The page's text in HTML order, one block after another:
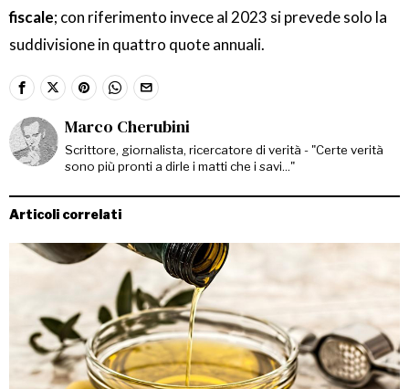
fiscale; con riferimento invece al 2023 si prevede solo la
suddivisione in quattro quote annuali.
Marco Cherubini
Scrittore, giornalista, ricercatore di verità - "Certe verità
sono più pronti a dirle i matti che i savi..."
Articoli correlati